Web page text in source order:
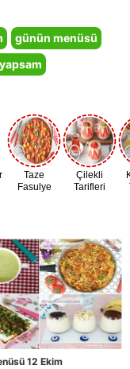
günün menüsü
Taze
Fasulye
Çilekli
Tarifleri
12 Ekim